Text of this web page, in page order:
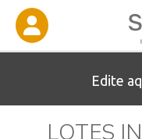
Edite
LOTES